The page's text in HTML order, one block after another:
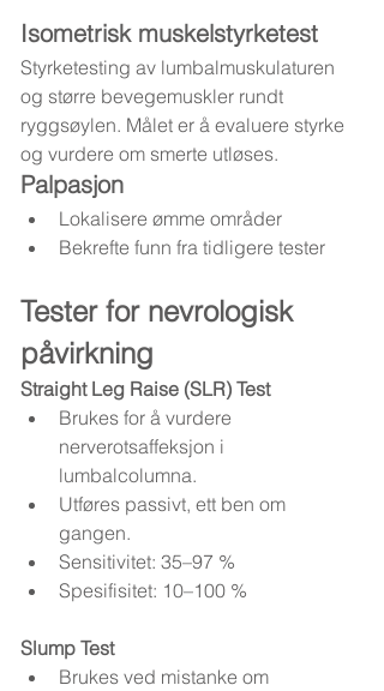
Isometrisk muskelstyrketest
Styrketesting av lumbalmuskulaturen
og større bevegemuskler rundt
ryggsøylen. Målet er å evaluere styrke
og vurdere om smerte utløses.
Palpasjon
Lokalisere ømme områder
Bekrefte funn fra tidligere tester
Tester for nevrologisk
påvirkning
Straight Leg Raise (SLR) Test
Brukes for å vurdere
nerverotsaffeksjon i
lumbalcolumna.
Utføres passivt, ett ben om
gangen.
Sensitivitet: 35–97 %
Spesifisitet: 10–100 %
Slump Test
Brukes ved mistanke om